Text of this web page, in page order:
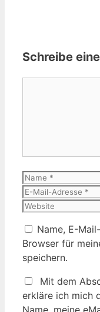
Schreibe
Name
Name, E-
Browser für
speichern.
Mit dem
erkläre ich mich
Name, meine